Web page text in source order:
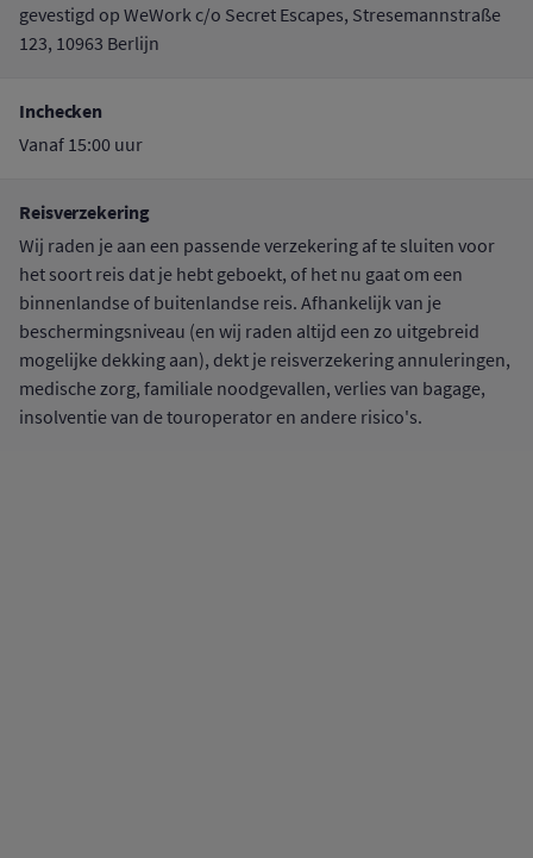
gevestigd op WeWork c/o Secret Escapes, Stresemannstraße
123, 10963 Berlijn
Inchecken
Vanaf 15:00 uur
Reisverzekering
Wij raden je aan een passende verzekering af te sluiten voor
het soort reis dat je hebt geboekt, of het nu gaat om een
binnenlandse of buitenlandse reis. Afhankelijk van je
beschermingsniveau (en wij raden altijd een zo uitgebreid
mogelijke dekking aan), dekt je reisverzekering annuleringen,
medische zorg, familiale noodgevallen, verlies van bagage,
insolventie van de touroperator en andere risico's.